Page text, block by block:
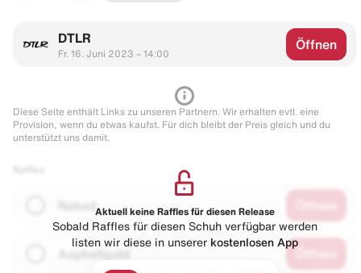
DTLR
Fr. 16. Juni 2023 – 14:00
Öffnen
Diese Seite enthält Links zu unseren Partnern. Wir erhalten evtl. eine
Provision, wenn du etwas kaufst. Für dich bleibt der Preis gleich und du
unterstützt uns damit.
Naked
Asphaltgold
Aktuell keine Raffles für diesen Release
Sobald Raffles für diesen Schuh verfügbar werden
listen wir diese in unserer kostenlosen App